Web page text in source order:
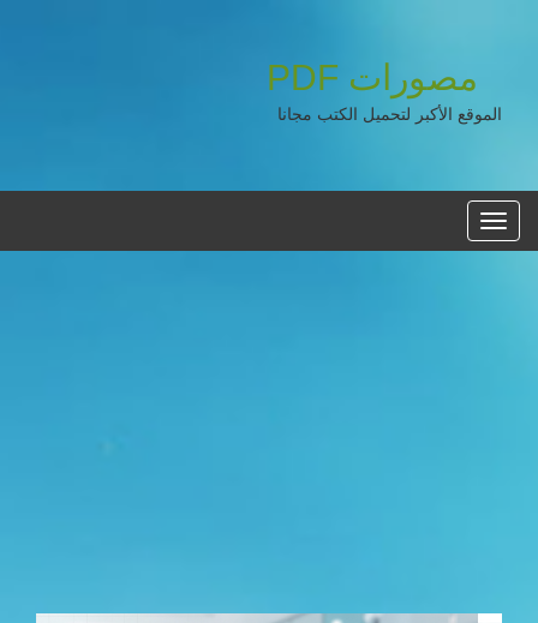
مصورات PDF
الموقع الأكبر لتحميل الكتب مجانا
القائمه
الرئيسية